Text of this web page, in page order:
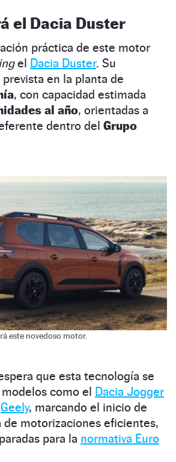
el Dacia Duster
práctica de este motor
el Dacia Duster. Su
en la planta de
, con capacidad estimada
al año, orientadas a
dentro del Grupo
este novedoso motor.
que esta tecnología se
como el Dacia Jogger
Geely, marcando el inicio de
de motorizaciones eficientes,
para la normativa Euro